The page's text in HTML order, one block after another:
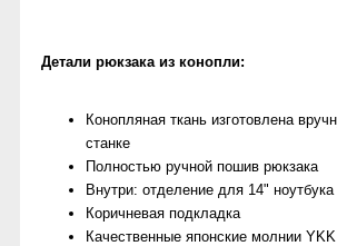
Детали рюкзака из конопли:
Конопляная ткань изготовлена
станке
Полностью ручной пошив рюкзака
Внутри: отделение для 14" ноутбука
Коричневая подкладка
Качественные японские молнии YKK